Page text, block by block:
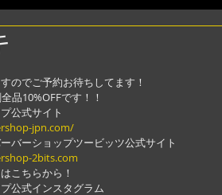
のでご予約お待ちしてます！
品10%OFFです！！
公式サイト
jpn.com/
バーショップツービッツ公式サイト
2bits.com
こちらから！
公式インスタグラム